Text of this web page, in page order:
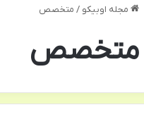
مجله اوبیکو / متخصص
متخصص